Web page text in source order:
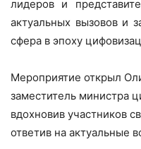
лидеров и
актуальных вызовов и
сфера в эпоху
Мероприятие открыл
заместитель министра
вдохновив участников
ответив на актуальные